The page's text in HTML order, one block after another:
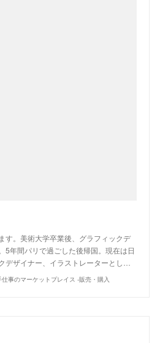
す。美術大学卒業後、グラフィックデ
5年間パリで過ごした後帰国。現在は日
デザイナー、イラストレーターとし…
事のマーケットプレイス -販売・購入